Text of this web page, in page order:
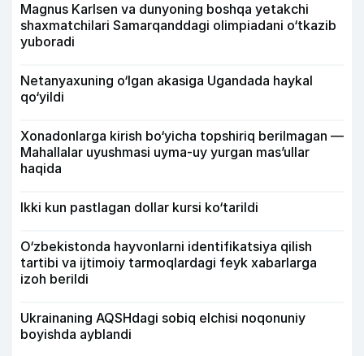
Magnus Karlsen va dunyoning boshqa yetakchi
shaxmatchilari Samarqanddagi olimpiadani o‘tkazib
yuboradi
Netanyaxuning o‘lgan akasiga Ugandada haykal
qo‘yildi
Xonadonlarga kirish bo‘yicha topshiriq berilmagan —
Mahallalar uyushmasi uyma-uy yurgan mas’ullar
haqida
Ikki kun pastlagan dollar kursi ko‘tarildi
O‘zbekistonda hayvonlarni identifikatsiya qilish
tartibi va ijtimoiy tarmoqlardagi feyk xabarlarga
izoh berildi
Ukrainaning AQSHdagi sobiq elchisi noqonuniy
boyishda ayblandi